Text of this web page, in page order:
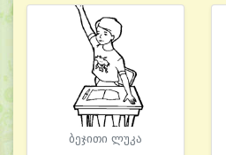
ბეჯითი ლუკა